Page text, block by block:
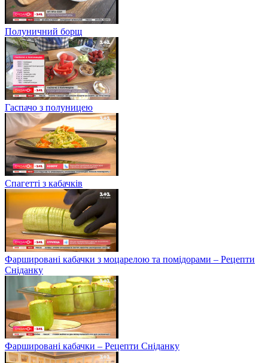
Полуничний борщ
Гаспачо з полуницею
Спагетті з кабачків
Фаршировані кабачки з моцарелою та помідорами – Рецепти
Сніданку
Фаршировані кабачки – Рецепти Сніданку